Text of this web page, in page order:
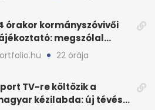
órakor kormányszóvivői
megszólal
Péter is22 órája
TV-re költözik a
kézilabda: új tévés